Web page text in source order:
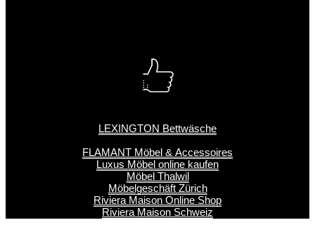
LEXINGTON Bettwäsche
FLAMANT Möbel & Accessoires
Luxus Möbel online kaufen
Möbel Thalwil
Möbelgeschäft Zürich
Riviera Maison Online Shop
Riviera Maison Schweiz